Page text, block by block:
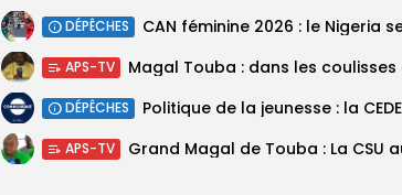
DÉPÊCHES
APS-TV
DÉPÊCHES
APS-TV